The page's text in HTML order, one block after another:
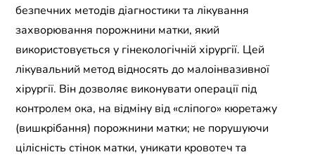
безпечних методів діагностики та лікування
захворювання порожнини матки, який
використовується у гінекологічній хірургії. Цей
лікувальний метод відносять до малоінвазивної
хірургії. Він дозволяє виконувати операції під
контролем ока, на відміну від «сліпого» кюретажу
(вишкрібання) порожнини матки; не порушуючи
цілісність стінок матки, уникати кровотеч та